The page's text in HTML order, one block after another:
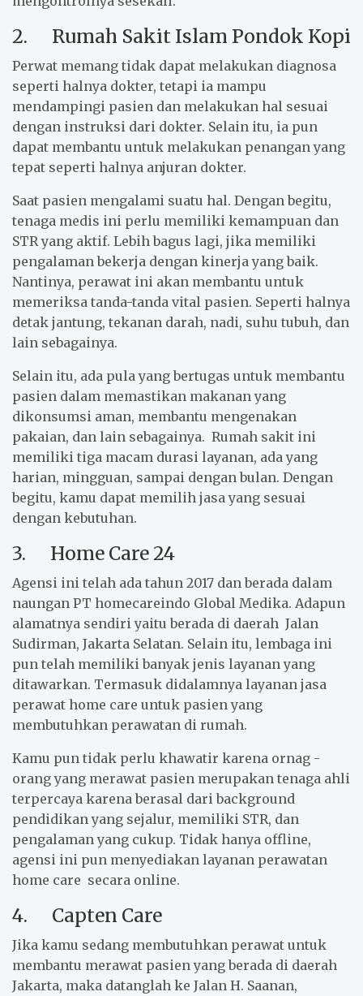
2. Rumah Sakit Islam Pondok Kopi
Perwat memang tidak dapat melakukan diagnosa
seperti halnya dokter, tetapi ia mampu
mendampingi pasien dan melakukan hal sesuai
dengan instruksi dari dokter. Selain itu, ia pun
dapat membantu untuk melakukan penangan yang
tepat seperti halnya anjuran dokter.
Saat pasien mengalami suatu hal. Dengan begitu,
tenaga medis ini perlu memiliki kemampuan dan
STR yang aktif. Lebih bagus lagi, jika memiliki
pengalaman bekerja dengan kinerja yang baik.
Nantinya, perawat ini akan membantu untuk
memeriksa tanda-tanda vital pasien. Seperti halnya
detak jantung, tekanan darah, nadi, suhu tubuh, dan
lain sebagainya.
Selain itu, ada pula yang bertugas untuk membantu
pasien dalam memastikan makanan yang
dikonsumsi aman, membantu mengenakan
pakaian, dan lain sebagainya. Rumah sakit ini
memiliki tiga macam durasi layanan, ada yang
harian, mingguan, sampai dengan bulan. Dengan
begitu, kamu dapat memilih jasa yang sesuai
dengan kebutuhan.
3. Home Care 24
Agensi ini telah ada tahun 2017 dan berada dalam
naungan PT homecareindo Global Medika. Adapun
alamatnya sendiri yaitu berada di daerah Jalan
Sudirman, Jakarta Selatan. Selain itu, lembaga ini
pun telah memiliki banyak jenis layanan yang
ditawarkan. Termasuk didalamnya layanan jasa
perawat home care untuk pasien yang
membutuhkan perawatan di rumah.
Kamu pun tidak perlu khawatir karena ornag -
orang yang merawat pasien merupakan tenaga ahli
terpercaya karena berasal dari background
pendidikan yang sejalur, memiliki STR, dan
pengalaman yang cukup. Tidak hanya offline,
agensi ini pun menyediakan layanan perawatan
home care secara online.
4. Capten Care
Jika kamu sedang membutuhkan perawat untuk
membantu merawat pasien yang berada di daerah
Jakarta, maka datanglah ke Jalan H. Saanan,